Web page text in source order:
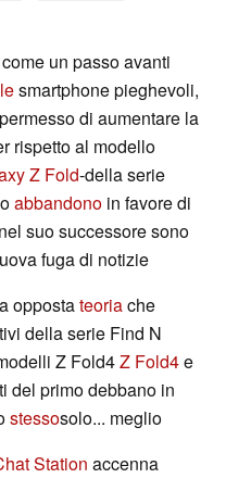
un passo avanti
smartphone pieghevoli,
di aumentare la
rispetto al modello
Z Fold-della serie
abbandono in favore di
suo successore sono
fuga di notizie
oppostateoriache
della serie Find N
Z Fold4Z Fold4e
del primo debbano in
stessosolo... meglio
Station accenna